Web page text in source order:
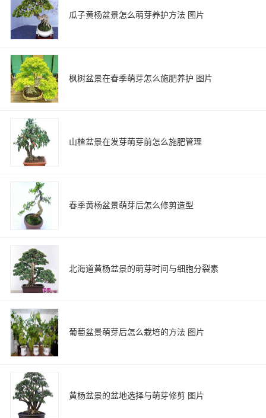
瓜子黄杨盆景怎么萌芽养护方法 图片
枫树盆景在春季萌芽怎么施肥养护 图片
山楂盆景在发芽萌芽前怎么施肥管理
春季黄杨盆景萌芽后怎么修剪造型
北海道黄杨盆景的萌芽时间与细胞分裂素
葡萄盆景萌芽后怎么栽培的方法 图片
黄杨盆景的盆地选择与萌芽修剪 图片